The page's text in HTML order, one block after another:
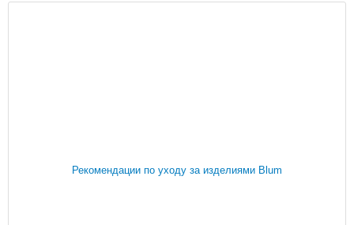
Рекомендации по уходу за изделиями Blum